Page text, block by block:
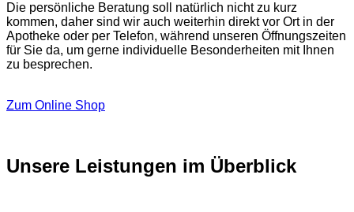
Die persönliche Beratung soll natürlich nicht zu kurz
kommen, daher sind wir auch weiterhin direkt vor Ort in der
Apotheke oder per Telefon, während unseren Öffnungszeiten
für Sie da, um gerne individuelle Besonderheiten mit Ihnen
zu besprechen.
Zum Online Shop
Unsere Leistungen im Überblick